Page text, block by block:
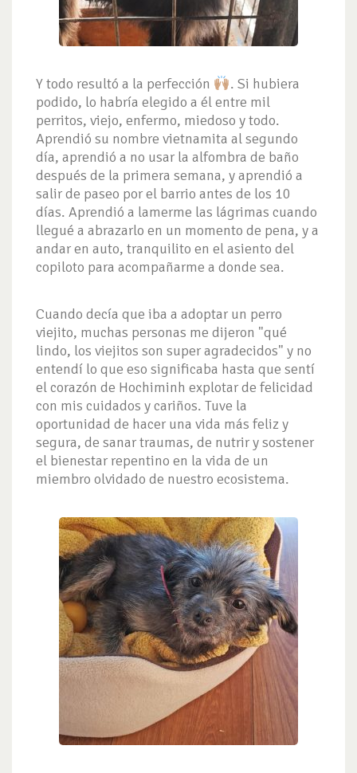
Y todo resultó a la perfección
. Si hubiera
podido, lo habría elegido a él entre mil
perritos, viejo, enfermo, miedoso y todo.
Aprendió su nombre vietnamita al segundo
día, aprendió a no usar la alfombra de baño
después de la primera semana, y aprendió a
salir de paseo por el barrio antes de los 10
días. Aprendió a lamerme las lágrimas cuando
llegué a abrazarlo en un momento de pena, y a
andar en auto, tranquilito en el asiento del
copiloto para acompañarme a donde sea.
Cuando decía que iba a adoptar un perro
viejito, muchas personas me dijeron "qué
lindo, los viejitos son super agradecidos" y no
entendí lo que eso significaba hasta que sentí
el corazón de Hochiminh explotar de felicidad
con mis cuidados y cariños. Tuve la
oportunidad de hacer una vida más feliz y
segura, de sanar traumas, de nutrir y sostener
el bienestar repentino en la vida de un
miembro olvidado de nuestro ecosistema.